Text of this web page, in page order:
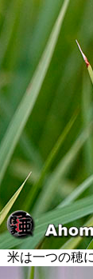
米は一つの穂